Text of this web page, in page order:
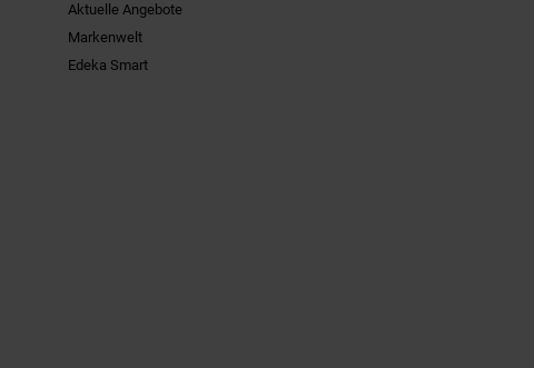
Aktuelle Angebote
Markenwelt
Edeka Smart